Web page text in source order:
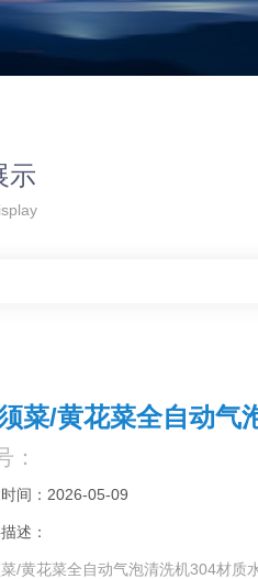
示
菜/黄花菜全自动气
：
间：2026-05-09
述：
/黄花菜全自动气泡清洗机304材质